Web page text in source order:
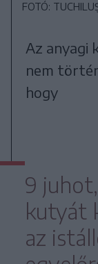
FOTÓ:
Az anyagi
nem
hogy
9
kutyát
az